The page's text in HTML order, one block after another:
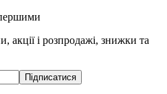
акції і розпродажі, знижки та
Підписатися